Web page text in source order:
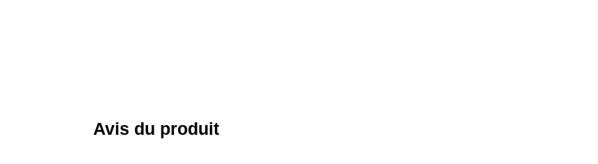
Avis du produit